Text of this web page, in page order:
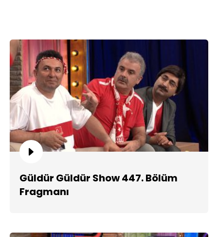
Güldür Güldür Show 447. Bölüm
Fragmanı